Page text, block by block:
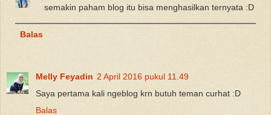
semakin paham blog itu bisa menghasilkan ternyata :D
Balas
Melly Feyadin 2 April 2016 pukul 11.49
Saya pertama kali ngeblog krn butuh teman curhat :D
Balas